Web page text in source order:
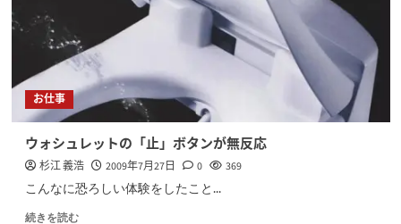
お仕事
ウォシュレットの「止」ボタンが無反応
杉江 義浩 2009年7月27日 0 369
こんなに恐ろしい体験をしたこと...
続きを読む